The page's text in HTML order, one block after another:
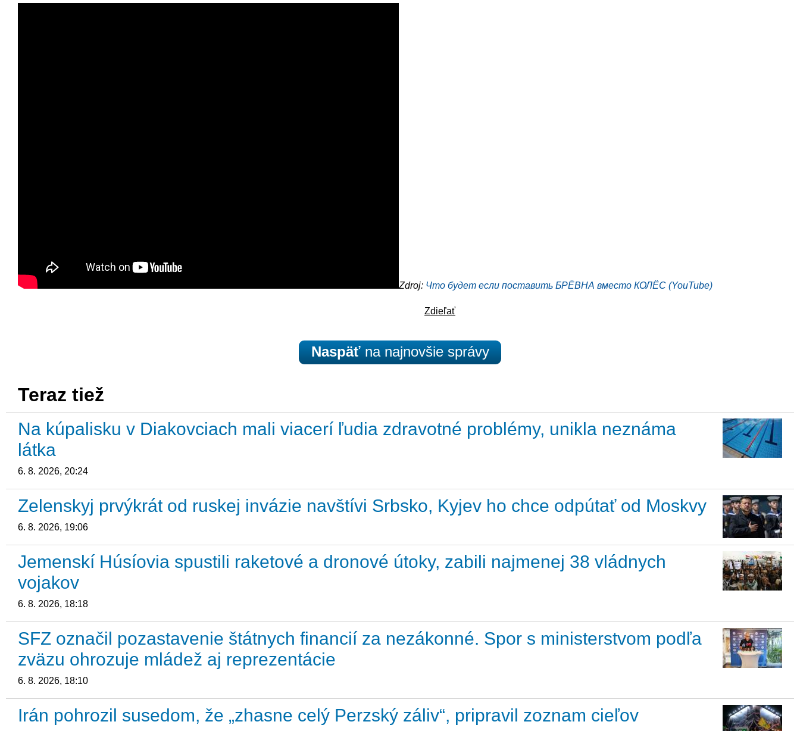
Zdroj: Что будет если поставить БРЁВНА вместо КОЛЁС (YouTube)
Zdieľať
Naspäťna najnovšie správy
Teraz tiež
Na kúpalisku v Diakovciach mali viacerí ľudia zdravotné problémy, unikla neznáma
látka
6. 8. 2026, 20:24
Zelenskyj prvýkrát od ruskej invázie navštívi Srbsko, Kyjev ho chce odpútať od Moskvy
6. 8. 2026, 19:06
Jemenskí Húsíovia spustili raketové a dronové útoky, zabili najmenej 38 vládnych
vojakov
6. 8. 2026, 18:18
SFZ označil pozastavenie štátnych financií za nezákonné. Spor s ministerstvom podľa
zväzu ohrozuje mládež aj reprezentácie
6. 8. 2026, 18:10
Irán pohrozil susedom, že „zhasne celý Perzský záliv“, pripravil zoznam cieľov